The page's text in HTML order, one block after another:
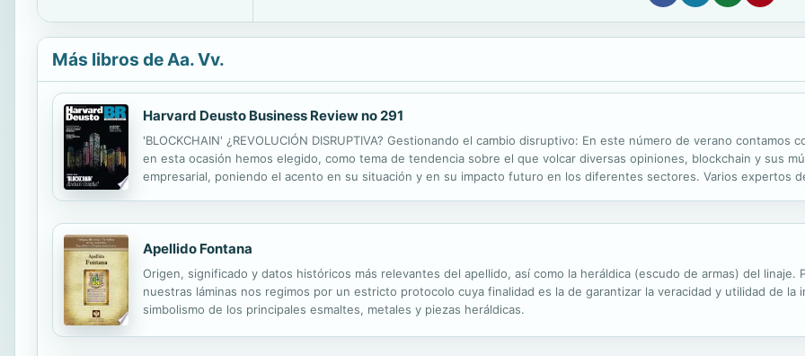
Más libros de Aa. Vv.
Harvard Deusto Business Review no 291
'BLOCKCHAIN' ¿REVOLUCIÓN DISRUPTIVA? Gestionando el cambio disruptivo: En este número de verano contamos
en esta ocasión hemos elegido, como tema de tendencia sobre el que volcar diversas opiniones, blockchain y sus
empresarial, poniendo el acento en su situación y en su impacto futuro en los diferentes sectores. Varios expertos
Apellido Fontana
Origen, significado y datos históricos más relevantes del apellido, así como la heráldica (escudo de armas) del linaje.
nuestras láminas nos regimos por un estricto protocolo cuya finalidad es la de garantizar la veracidad y utilidad de la
simbolismo de los principales esmaltes, metales y piezas heráldicas.